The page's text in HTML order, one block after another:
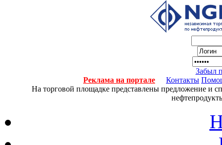
Забыл
Реклама на портале
Контакты
На торговой площадке представлены предложение и